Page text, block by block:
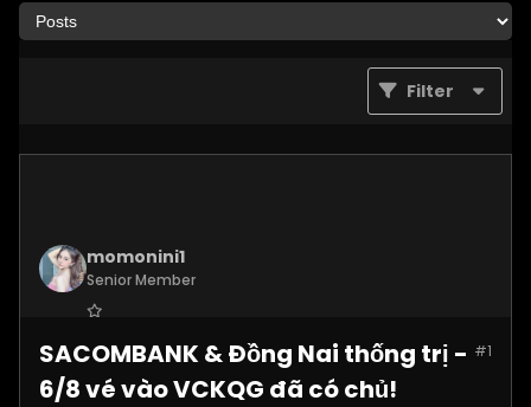
Filter
momonini1
Senior Member
Posts: 5408 #1
SACOMBANK & Đồng Nai thống trị -
6/8 vé vào VCKQG đã có chủ!